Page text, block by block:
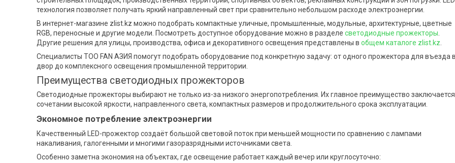
технология позволяет получать яркий направленный свет при сравнительно небольшом расходе электроэнергии.
В интернет-магазине zlist.kz можно подобрать компактные уличные, промышленные, модульные, архитектурные, цветные
RGB, переносные и другие модели. Посмотреть доступное оборудование можно в разделе светодиодные прожекторы.
Другие решения для улицы, производства, офиса и декоративного освещения представлены в общем каталоге zlist.kz.
Специалисты ТОО FAN АЗИЯ помогут подобрать оборудование под конкретную задачу: от одного прожектора для въезда
двор до комплексного освещения промышленной территории.
Преимущества светодиодных прожекторов
Светодиодные прожекторы выбирают не только из-за низкого энергопотребления. Их главное преимущество
сочетании высокой яркости, направленного света, компактных размеров и продолжительного срока эксплуатации.
Экономное потребление электроэнергии
Качественный LED-прожектор создаёт большой световой поток при меньшей мощности по сравнению с лампами
накаливания, галогенными и многими газоразрядными источниками света.
Особенно заметна экономия на объектах, где освещение работает каждый вечер или круглосуточно: